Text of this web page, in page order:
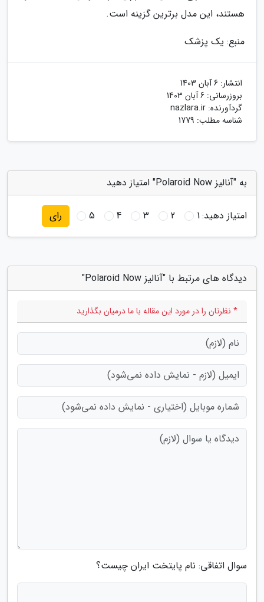
هستند، این مدل برترین گزینه است.
منبع: یک پزشک
انتشار: 6 آبان 1403
بروزرسانی: 6 آبان 1403
گردآورنده: nazlara.ir
شناسه مطلب: 1779
به "آنالیز Polaroid Now" امتیاز دهید
امتیاز دهید:1
2
3
4
5 رای
دیدگاه های مرتبط با "آنالیز Polaroid Now"
* نظرتان را در مورد این مقاله با ما درمیان بگذارید
سوال اتفاقی: نام پایتخت ایران چیست؟